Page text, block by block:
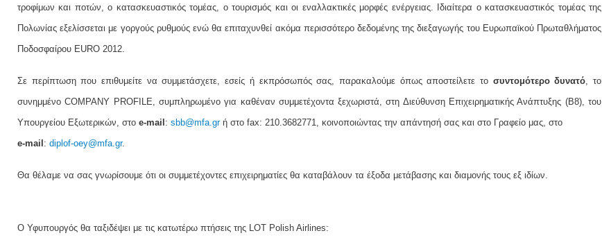
τροφίμων και ποτών, ο κατασκευαστικός τομέας, o τουρισμός και οι εναλλακτικές μορφές ενέργειας. Ιδιαίτερα ο κατασκευαστικός τομέας της
Πολωνίας εξελίσσεται με γοργούς ρυθμούς ενώ θα επιταχυνθεί ακόμα περισσότερο δεδομένης της διεξαγωγής του Ευρωπαϊκού Πρωταθλήματος
Ποδοσφαίρου EURO 2012.
Σε περίπτωση που επιθυμείτε να συμμετάσχετε, εσείς ή εκπρόσωπός σας, παρακαλούμε όπως αποστείλετε το συντομότερο δυνατό, το
συνημμένο COMPANY PROFILE, συμπληρωμένο για καθέναν συμμετέχοντα ξεχωριστά, στη Διεύθυνση Επιχειρηματικής Ανάπτυξης (Β8), του
Υπουργείου Εξωτερικών, στο e-mail : sbb@mfa.grή στο fax: 210.3682771, κοινοποιώντας την απάντησή σας και στο Γραφείο μας, στο
e-mail : diplof-oey@mfa.gr.
Θα θέλαμε να σας γνωρίσουμε ότι οι συμμετέχοντες επιχειρηματίες θα καταβάλουν τα έξοδα μετάβασης και διαμονής τους εξ ιδίων.
Ο Υφυπουργός θα ταξιδέψει με τις κατωτέρω πτήσεις της LOT Polish Airlines: